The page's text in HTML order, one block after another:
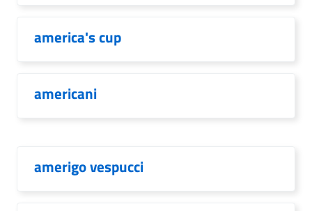
america's cup
americani
amerigo vespucci